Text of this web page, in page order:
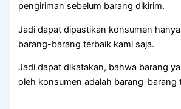
pengiriman sebelum barang dikirim.
Jadi dapat dipastikan konsumen
barang-barang terbaik kami saja.
Jadi dapat dikatakan, bahwa barang
oleh konsumen adalah barang-barang